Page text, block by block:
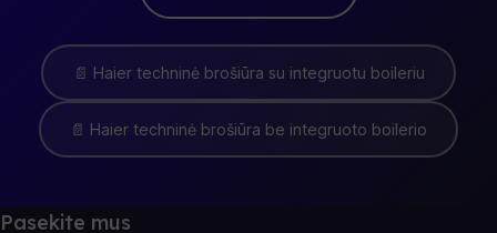
📄 Haier techninė brošiūra su integruotu boileriu
📄 Haier techninė brošiūra be integruoto boilerio
Pasekite mus